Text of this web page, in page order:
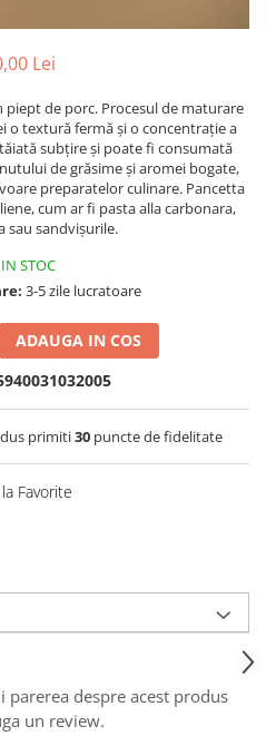
Lei
piept de porc. Procesul de maturare
o textură fermă și o concentrație a
subțire și poate fi consumată
de grăsime și aromei bogate,
preparatelor culinare. Pancetta
cum ar fi pasta alla carbonara,
sau sandvișurile.
IN STOC
3-5 zile lucratoare
ADAUGA IN COS
primiti30puncte de fidelitate
Favorite
parerea despre acest produs
un review.